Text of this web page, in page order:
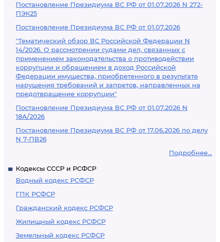
Постановление Президиума ВС РФ от 01.07.2026 N 272-
ПЭК25
Постановление Президиума ВС РФ от 01.07.2026
"Тематический обзор ВС Российской Федерации N
14/2026. О рассмотрении судами дел, связанных с
применением законодательства о противодействии
коррупции и обращением в доход Российской
Федерации имущества, приобретенного в результате
нарушения требований и запретов, направленных на
предотвращение коррупции"
Постановление Президиума ВС РФ от 01.07.2026 N
18А/2026
Постановление Президиума ВС РФ от 17.06.2026 по делу
N 7-ПВ26
Подробнее...
Кодексы СССР и РСФСР
Водный кодекс РСФСР
ГПК РСФСР
Гражданский кодекс РСФСР
Жилищный кодекс РСФСР
Земельный кодекс РСФСР